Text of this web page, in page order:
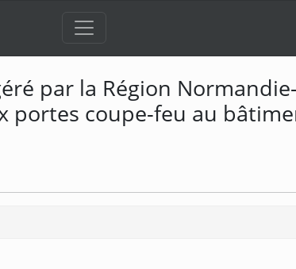
par la Région
coupe-feu au